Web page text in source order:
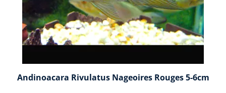
Andinoacara Rivulatus Nageoires Rouges 5-6cm